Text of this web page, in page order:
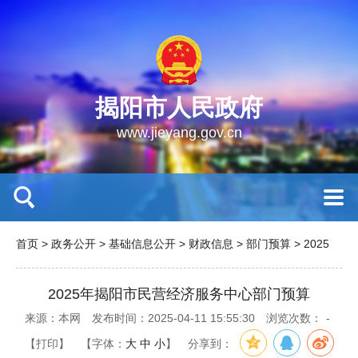
揭阳市人民政府
www.jieyang.gov.cn
首页 > 政务公开 > 基础信息公开 > 财政信息 > 部门预算 > 2025
2025年揭阳市民营经济服务中心部门预算
来源：本网 发布时间：2025-04-11 15:55:30 浏览次数： -
【打印】 【字体： 大 中 小】 分享到：